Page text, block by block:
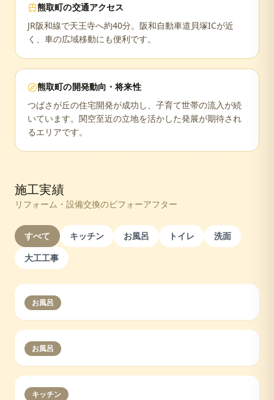
熊取町の交通アクセス
JR阪和線で天王寺へ約40分。阪和自動車道貝塚ICが近
く、車の広域移動にも便利です。
熊取町の開発動向・将来性
つばさが丘の住宅開発が成功し、子育て世帯の流入が続
いています。関空至近の立地を活かした発展が期待され
るエリアです。
施工実績
リフォーム・設備交換のビフォーアフター
すべて キッチン お風呂 トイレ
洗面
大工工事
お風呂
お風呂
キッチン